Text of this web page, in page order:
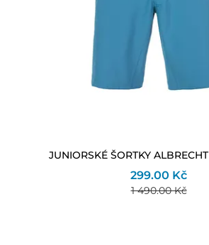
JUNIORSKÉ ŠORTKY
299.00 Kč
1 490.00 Kč